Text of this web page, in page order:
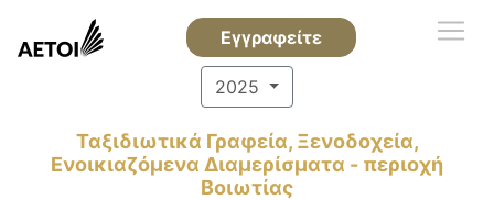
Εγγραφείτε
2025
Ταξιδιωτικά Γραφεία, Ξενοδοχεία,
Ενοικιαζόμενα Διαμερίσματα - περιοχή
Βοιωτίας